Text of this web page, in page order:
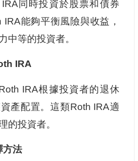
同時投資於股票和債券
能夠平衡風險與收益，
中等的投資者。
IRA
IRA根據投資者的退休
產配置。這類Roth IRA適
的投資者。
方法